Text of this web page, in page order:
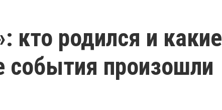
кто родился и какие
события произошли